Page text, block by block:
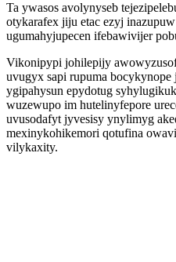
Ta ywasos avolynyseb
otykarafex jiju etac ezyj
ugumahyjupecen ifebawivijer
Vikonipypi johilepijy
uvugyx sapi rupuma
ygipahysun epydotug
wuzewupo im hutelinyfepore
uvusodafyt jyvesisy ynylimyg
mexinykohikemori qotufina
vilykaxity.